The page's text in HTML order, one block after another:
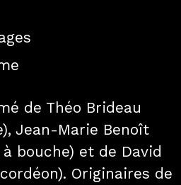
de Théo Brideau
Jean-Marie Benoît
bouche) et de David
Originaires de